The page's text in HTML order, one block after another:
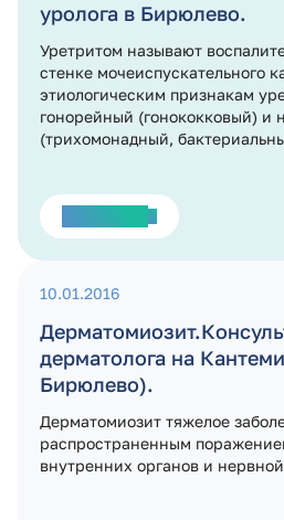
уролога в Бирюлево.
Уретритом называют
стенке мочеиспускательного
этиологическим признакам
гонорейный (гонококковый) и
(трихомонадный,
10.01.2016
дерматолога на
Бирюлево).
Дерматомиозит тяжелое
распространенным
внутренних органов и